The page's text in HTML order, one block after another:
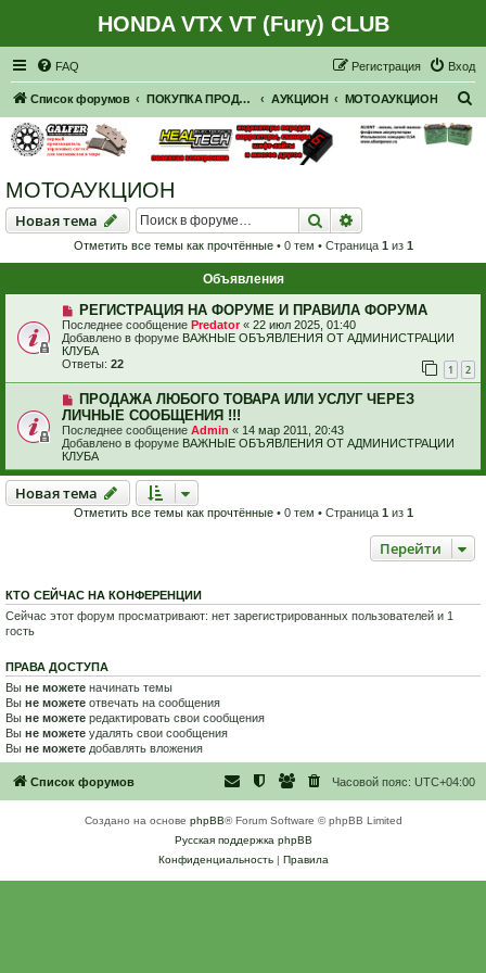
HONDA VTX VT (Fury) CLUB
FAQ Вход
Регистрация
Список форумов ПОКУПКА ПРОДАЖА АУКЦИОН МОТОАУКЦИОН
МОТОАУКЦИОН
Новая тема
Новаятема Поиск
Отметить все темы как прочтённые• 0 тем • Страница 1 из 1
Объявления
РЕГИСТРАЦИЯ НА ФОРУМЕ И ПРАВИЛА ФОРУМА
Последнее сообщение Predator« 22 июл 2025, 01:40
Добавлено в форуме ВАЖНЫЕ ОБЪЯВЛЕНИЯ ОТ АДМИНИСТРАЦИИ
КЛУБА
Ответы: 22 1 2
ПРОДАЖА ЛЮБОГО ТОВАРА ИЛИ УСЛУГ ЧЕРЕЗ
ЛИЧНЫЕ СООБЩЕНИЯ !!!
Последнее сообщение Admin « 14 мар 2011, 20:43
Добавлено в форуме ВАЖНЫЕ ОБЪЯВЛЕНИЯ ОТ АДМИНИСТРАЦИИ
КЛУБА
Новая тема
Новаятема
Отметить все темы как прочтённые• 0 тем • Страница 1 из 1
Перейти
КТО СЕЙЧАС НА КОНФЕРЕНЦИИ
Сейчас этот форум просматривают: нет зарегистрированных пользователей и 1
гость
ПРАВА ДОСТУПА
Вы не можете начинать темы
Вы не можете отвечать на сообщения
Вы не можете редактировать свои сообщения
Вы не можете удалять свои сообщения
Вы не можете добавлять вложения
Список форумов Часовой пояс: UTC+04:00
Создано на основе phpBB® Forum Software © phpBB Limited
Русская поддержка phpBB
Конфиденциальность| Правила